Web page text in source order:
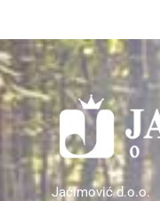
Jaćimović d.o.o.